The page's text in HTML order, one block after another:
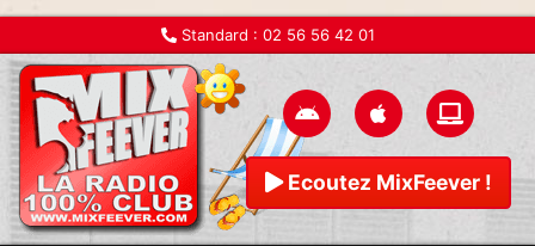
Standard : 02 56 56 42 01
Ecoutez MixFeever !